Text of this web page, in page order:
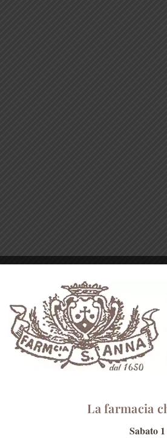
La farmacia
Sabato